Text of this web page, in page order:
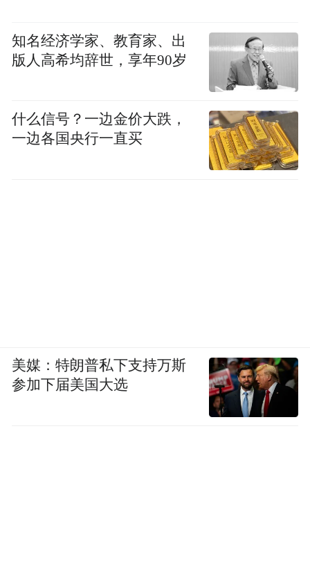
知名经济学家、教育家、出
版人高希均辞世，享年90岁
什么信号？一边金价大跌，
一边各国央行一直买
美媒：特朗普私下支持万斯
参加下届美国大选